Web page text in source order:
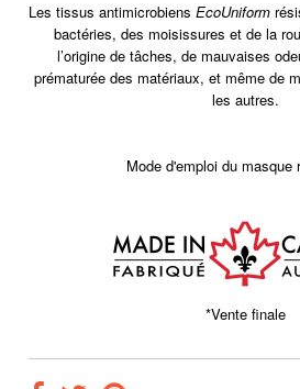
Les tissus antimicrobiensEcoUniform
bactéries, des moisissures et de la
l’origine de tâches, de mauvaises
prématurée des matériaux, et même de
les autres.
Mode d'emploi du masque
*Vente finale